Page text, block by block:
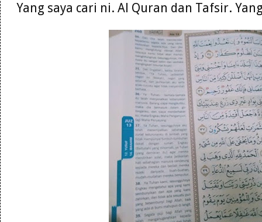
Yang saya cari ni. Al Quran dan Tafsir.